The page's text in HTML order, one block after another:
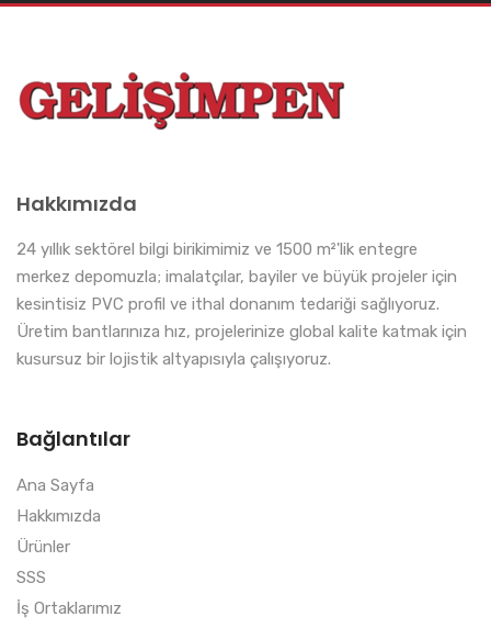
Hakkımızda
24 yıllık sektörel bilgi birikimimiz ve 1500 m²'lik entegre
merkez depomuzla; imalatçılar, bayiler ve büyük projeler için
kesintisiz PVC profil ve ithal donanım tedariği sağlıyoruz.
Üretim bantlarınıza hız, projelerinize global kalite katmak için
kusursuz bir lojistik altyapısıyla çalışıyoruz.
Bağlantılar
Ana Sayfa
Hakkımızda
Ürünler
SSS
İş Ortaklarımız